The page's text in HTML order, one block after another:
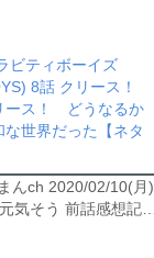
ビティボーイズ
8話 クリース！
ース！ どうなるか
な世界だった【ネタ
んch 2020/02/10(月)
気そう 前話感想記…